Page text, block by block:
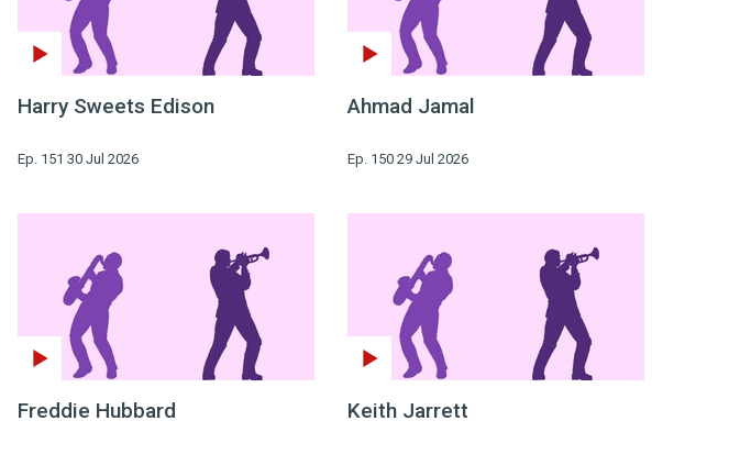
Harry Sweets Edison
Ep. 151 30 Jul 2026
Ahmad Jamal
Ep. 150 29 Jul 2026
Freddie Hubbard Keith Jarrett